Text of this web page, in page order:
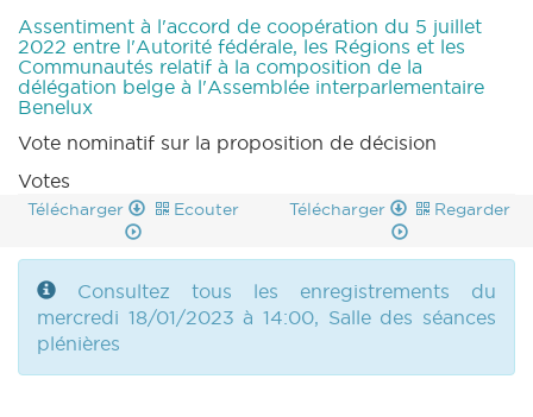
COMMU 20230118 (2022-2023) (PDF)
|
Assentiment à l'accord de coopération du 5 juillet
2022 entre l'Autorité fédérale, les Régions et les
Communautés relatif à la composition de la
délégation belge à l'Assemblée interparlementaire
Benelux
Vote nominatif sur la proposition de décision
Votes
Télécharger Ecouter Télécharger Regarder
Consultez tous les enregistrements du
mercredi 18/01/2023 à 14:00, Salle des séances
plénières